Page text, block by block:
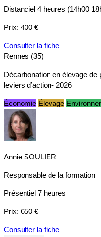
Distanciel 4 heures (14h00
Prix: 400 €
Consulter la fiche
Rennes (35)
Décarbonation en élevage
leviers d’action- 2026
Économie Élevage
Annie SOULIER
Responsable de la formation
Présentiel 7 heures
Prix: 650 €
Consulter la fiche